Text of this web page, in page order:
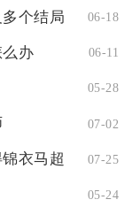
个结局 06-18
办 06-11
05-28
07-02
衣马超 07-25
05-24